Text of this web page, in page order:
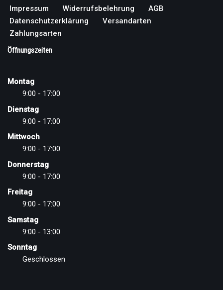
Impressum Widerrufsbelehrung
AGB
Datenschutzerklärung
Versandarten
Zahlungsarten
Öffnungszeiten
Montag
9:00 - 17:00
Dienstag
9:00 - 17:00
Mittwoch
9:00 - 17:00
Donnerstag
9:00 - 17:00
Freitag
9:00 - 17:00
Samstag
9:00 - 13:00
Sonntag
Geschlossen